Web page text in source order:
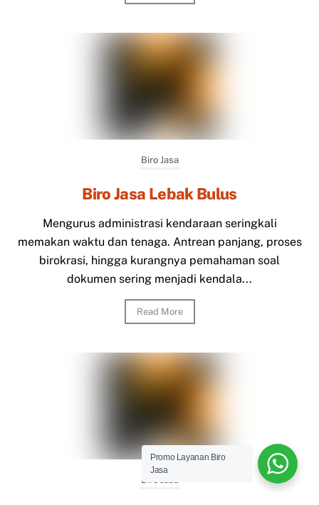
Biro Jasa
Biro Jasa Lebak Bulus
Mengurus administrasi kendaraan seringkali
memakan waktu dan tenaga. Antrean panjang, proses
birokrasi, hingga kurangnya pemahaman soal
dokumen sering menjadi kendala...
Read More
Biro Jasa
Promo Layanan Biro
Jasa